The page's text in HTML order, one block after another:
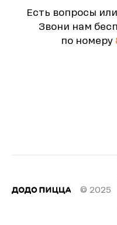
Есть вопросы
Звони нам
по номеру
© 2025